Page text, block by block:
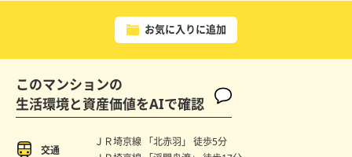
お気に入りに追加
このマンションの
生活環境と資産価値をAIで確認
交通
ＪＲ埼京線 「北赤羽」 徒歩5分